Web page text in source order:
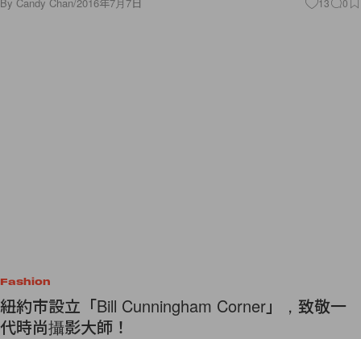
Fashion
紐約市設立「Bill Cunningham Corner」，致敬一
代時尚攝影大師！